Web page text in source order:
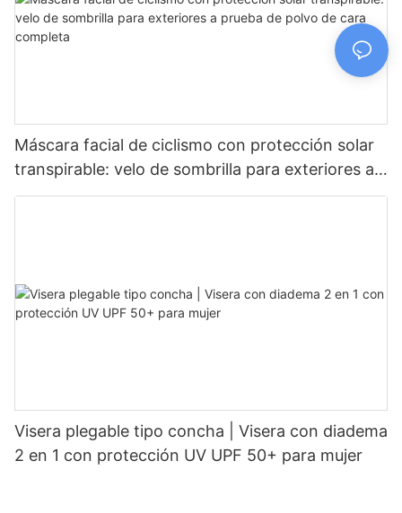
Máscara facial de ciclismo con protección solar
transpirable: velo de sombrilla para exteriores a
prueba de polvo de cara completa
Visera plegable tipo concha | Visera con diadema
2 en 1 con protección UV UPF 50+ para mujer